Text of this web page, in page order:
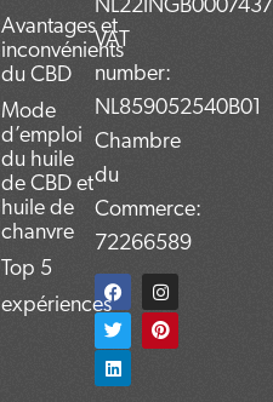
VAT
number:
NL859052540B01
Chambre
du
Commerce:
72266589
F
a
c
e
b
o
o
I
n
s
t
a
T
w
i
t
t
e
r
P
i
n
t
e
L
i
n
k
e
d
i
Avantages et
inconvénients
du CBD
Mode
d’emploi
du huile
de CBD et
huile de
chanvre
Top 5
expériences